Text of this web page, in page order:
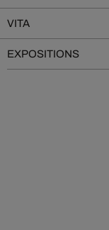
VITA
EXPOSITIONS